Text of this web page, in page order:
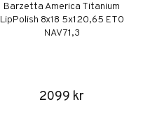
Barzetta America Titanium
LipPolish 8x18 5x120,65 ET0
NAV 71,3
2099 kr